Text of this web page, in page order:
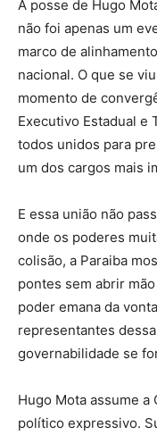
A posse de Hugo
não foi apenas um
marco de
nacional. O que se
momento de
Executivo Estadual e
todos unidos para
um dos cargos mais
E essa união não
onde os poderes
colisão, a Paraiba
pontes sem abrir
poder emana da
representantes
governabilidade se
Hugo Mota assume a
político expressivo.